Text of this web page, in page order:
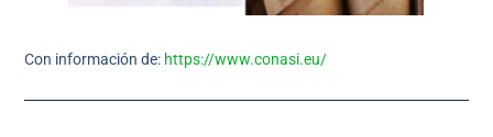
Con información de: https://www.conasi.eu/